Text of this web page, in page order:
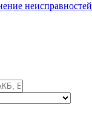
неисправностей